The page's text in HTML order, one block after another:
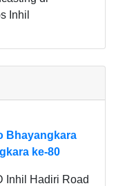
Inhil
Bhayangkara
ke-80
Inhil Hadiri Road